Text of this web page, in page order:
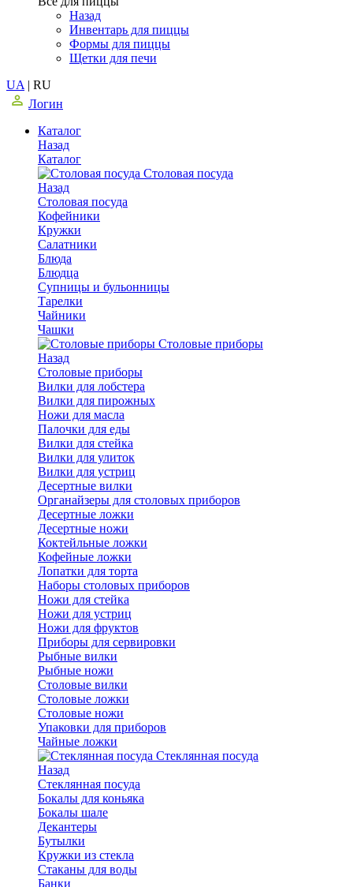
Назад
Инвентарь для пиццы
Формы для пиццы
Щетки для печи
UA | RU
Логин
Каталог
Назад
Каталог
Столовая посуда
Назад
Столовая посуда
Кофейники
Кружки
Салатники
Блюда
Блюдца
Супницы и бульонницы
Тарелки
Чайники
Чашки
Cтоловые приборы
Назад
Cтоловые приборы
Вилки для лобстера
Вилки для пирожных
Ножи для масла
Палочки для еды
Вилки для стейка
Вилки для улиток
Вилки для устриц
Десертные вилки
Органайзеры для столовых приборов
Десертные ложки
Десертные ножи
Коктейльные ложки
Кофейные ложки
Лопатки для торта
Наборы столовых приборов
Ножи для стейка
Ножи для устриц
Ножи для фруктов
Приборы для сервировки
Рыбные вилки
Рыбные ножи
Столовые вилки
Столовые ложки
Столовые ножи
Упаковки для приборов
Чайные ложки
Стеклянная посуда
Назад
Стеклянная посуда
Бокалы для коньяка
Бокалы шале
Декантеры
Бутылки
Кружки из стекла
Стаканы для воды
Банки